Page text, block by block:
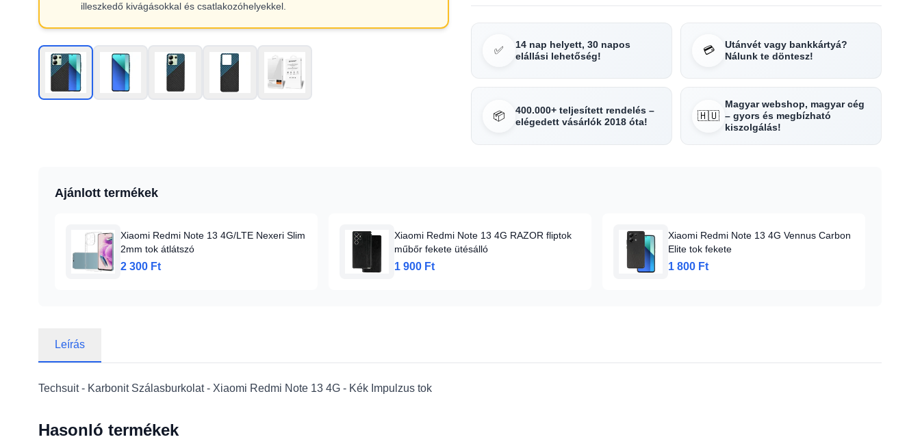
illeszkedő kivágásokkal és csatlakozóhelyekkel.
✅
14 nap helyett, 30 napos
elállási lehetőség!
💳
Utánvét vagy bankkártyá?
Nálunk te döntesz!
📦
400.000+ teljesített rendelés –
elégedett vásárlók 2018 óta!
🇭🇺
Magyar webshop, magyar cég
– gyors és megbízható
kiszolgálás!
Ajánlott termékek
Xiaomi Redmi Note 13 4G/LTE Nexeri Slim
2mm tok átlátszó
2 300 Ft
Xiaomi Redmi Note 13 4G RAZOR fliptok
műbőr fekete ütésálló
1 900 Ft
Xiaomi Redmi Note 13 4G Vennus Carbon
Elite tok fekete
1 800 Ft
Leírás
Techsuit - Karbonit Szálasburkolat - Xiaomi Redmi Note 13 4G - Kék Impulzus tok
Hasonló termékek